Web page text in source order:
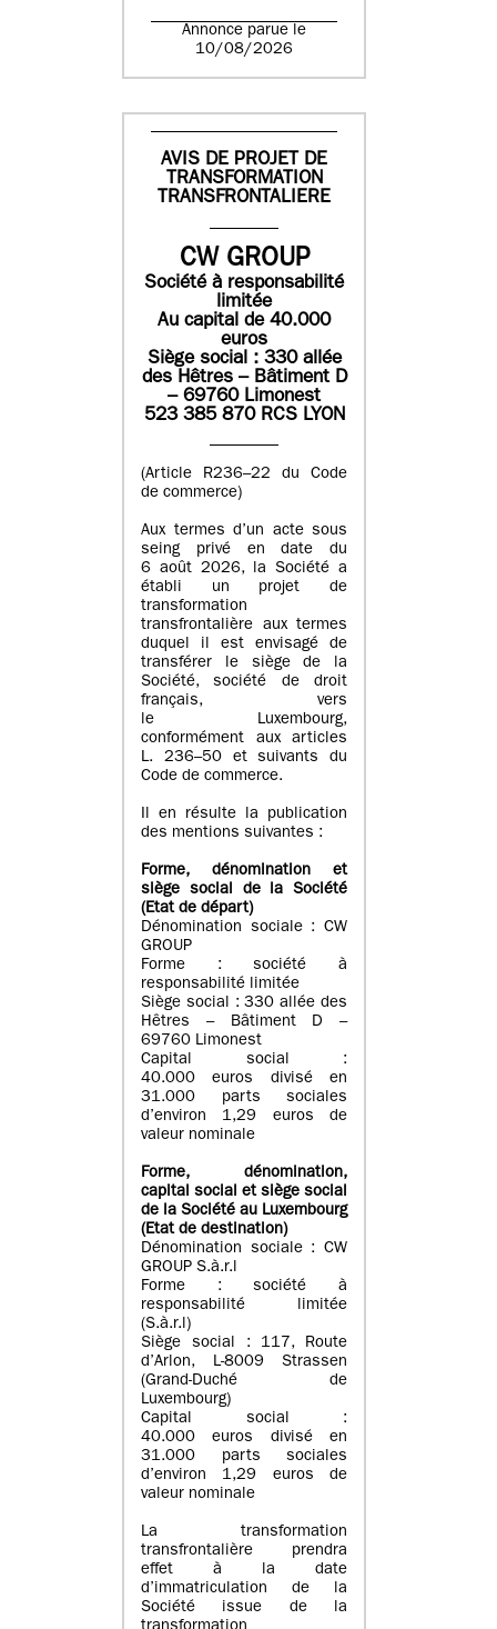
Annonce parue le
10/08/2026
AVIS DE PROJET DE
TRANSFORMATION
TRANSFRONTALIERE
CW GROUP
Société à responsabilité
limitée
Au capital de 40.000
euros
Siège social : 330 allée
des Hêtres – Bâtiment D
– 69760 Limonest
523 385 870 RCS LYON
(Article R236–22 du Code
de commerce)
Aux termes d’un acte sous
seing privé en date du
6 août 2026, la Société a
établi un projet de
transformation
transfrontalière aux termes
duquel il est envisagé de
transférer le siège de la
Société, société de droit
français, vers
le Luxembourg,
conformément aux articles
L. 236–50 et suivants du
Code de commerce.
Il en résulte la publication
des mentions suivantes :
Forme, dénomination et
siège social de la Société
(Etatde départ)
Dénomination sociale : CW
GROUP
Forme : société à
responsabilité limitée
Siège social : 330 allée des
Hêtres – Bâtiment D –
69760 Limonest
Capital social :
40.000 euros divisé en
31.000 parts sociales
d’environ 1,29 euros de
valeur nominale
Forme, dénomination,
capital social et siège social
de la Société au Luxembourg
(Etat de destination)
Dénomination sociale : CW
GROUP S.à.r.l
Forme : société à
responsabilité limitée
(S.à.r.l)
Siège social : 117, Route
d’Arlon, L-8009 Strassen
(Grand-Duché de
Luxembourg)
Capital social :
40.000 euros divisé en
31.000 parts sociales
d’environ 1,29 euros de
valeur nominale
La transformation
transfrontalière prendra
effet à la date
d’immatriculation de la
Société issue de la